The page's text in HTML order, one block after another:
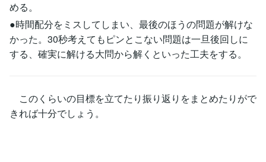
める。
●時間配分をミスしてしまい、最後のほうの問題が解けな
かった。30秒考えてもピンとこない問題は一旦後回しに
する、確実に解ける大問から解くといった工夫をする。
このくらいの目標を立てたり振り返りをまとめたりがで
きれば十分でしょう。